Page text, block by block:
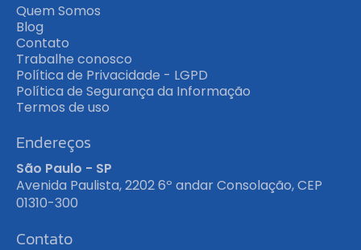
Quem Somos
Blog
Contato
Trabalhe conosco
Política de Privacidade - LGPD
Política de Segurança da Informação
Termos de uso
Endereços
São Paulo - SP
Avenida Paulista, 2202 6º andar Consolação, CEP
01310-300
Contato